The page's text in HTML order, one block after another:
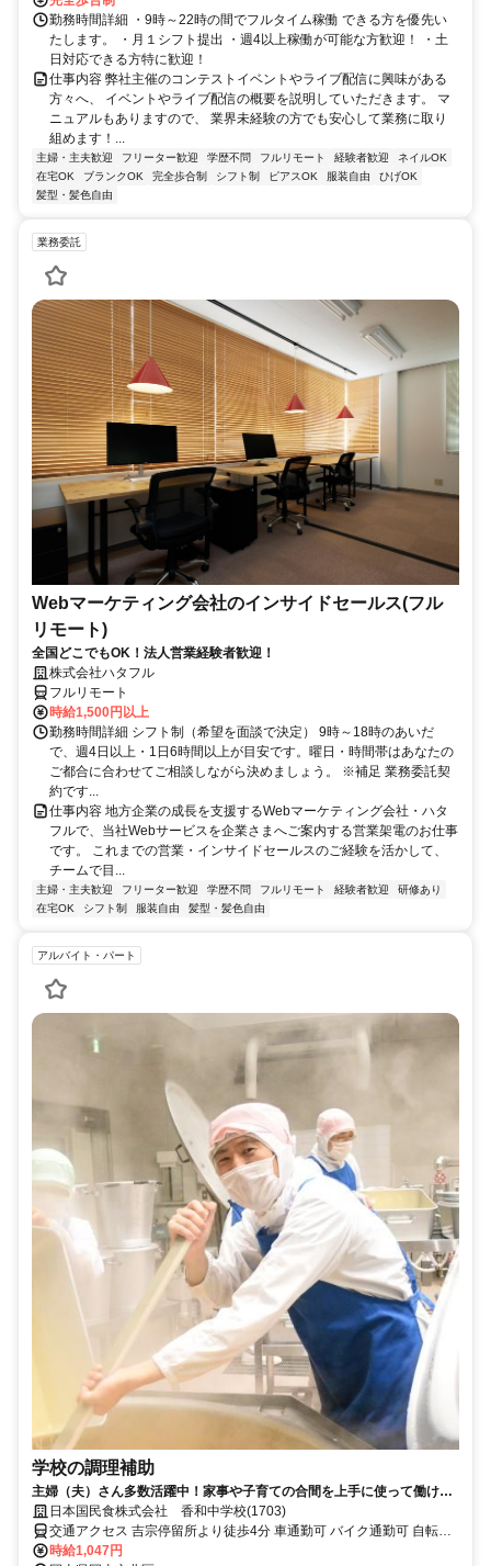
勤務時間詳細 ・9時～22時の間でフルタイム稼働 できる方を優先い
たします。 ・月１シフト提出 ・週4以上稼働が可能な方歓迎！ ・土
日対応できる方特に歓迎！
仕事内容 弊社主催のコンテストイベントやライブ配信に興味がある
方々へ、 イベントやライブ配信の概要を説明していただきます。 マ
ニュアルもありますので、 業界未経験の方でも安心して業務に取り
組めます！...
主婦・主夫歓迎 フリーター歓迎 学歴不問 フルリモート 経験者歓迎
ネイルOK
在宅OK
ブランクOK 完全歩合制 シフト制 ピアスOK 服装自由
ひげOK
髪型・髪色自由
業務委託
Webマーケティング会社のインサイドセールス(フル
リモート)
全国どこでもOK！法人営業経験者歓迎！
株式会社ハタフル
フルリモート
時給1,500円以上
勤務時間詳細 シフト制（希望を面談で決定） 9時～18時のあいだ
で、週4日以上・1日6時間以上が目安です。曜日・時間帯はあなたの
ご都合に合わせてご相談しながら決めましょう。 ※補足 業務委託契
約です...
仕事内容 地方企業の成長を支援するWebマーケティング会社・ハタ
フルで、当社Webサービスを企業さまへご案内する営業架電のお仕事
です。 これまでの営業・インサイドセールスのご経験を活かして、
チームで目...
主婦・主夫歓迎 フリーター歓迎 学歴不問 フルリモート 経験者歓迎
研修あり
在宅OK
シフト制 服装自由 髪型・髪色自由
アルバイト・パート
学校の調理補助
主婦（夫）さん多数活躍中！家事や子育ての合間を上手に使って働ける
≪調理補助≫のお仕事★
日本国民食株式会社 香和中学校(1703)
交通アクセス 吉宗停留所より徒歩4分 車通勤可 バイク通勤可 自転車
通勤可 無料駐車場完備 無料駐輪場完備
時給1,047円